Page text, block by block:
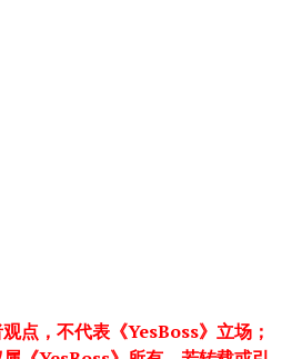
点，不代表《YesBoss》立场；